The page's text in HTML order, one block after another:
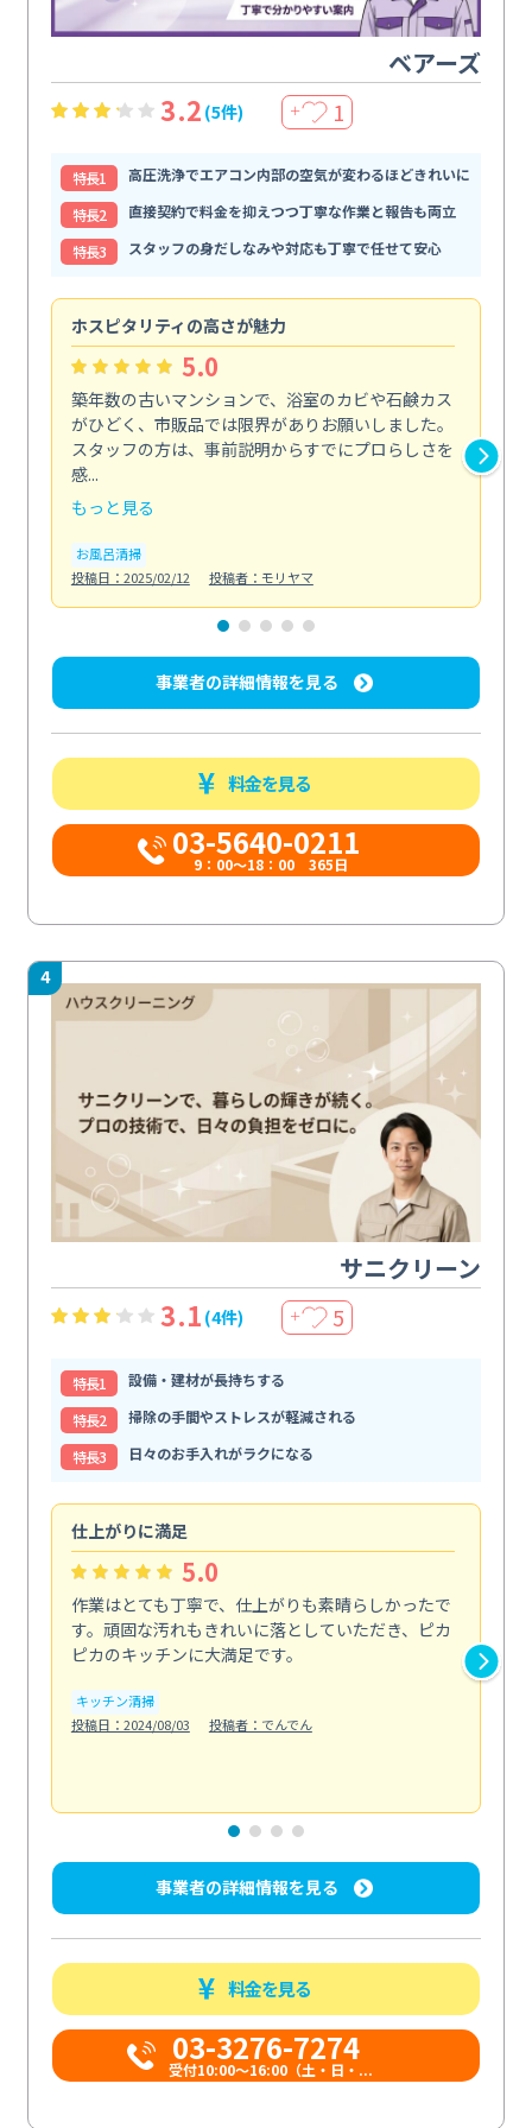
ベアーズ
3.2 (5件) ＋ 1
特⻑1
高圧洗浄でエアコン内部の空気が変わるほどきれいに
特⻑2
直接契約で料金を抑えつつ丁寧な作業と報告も両立
特⻑3
スタッフの身だしなみや対応も丁寧で任せて安心
ホスピタリティの高さが魅力
5.0
築年数の古いマンションで、浴室のカビや石鹸カス
がひどく、市販品では限界がありお願いしました。
スタッフの方は、事前説明からすでにプロらしさを
感...
もっと見る
お風呂清掃
投稿日：2025/02/12
投稿者：モリヤマ
事業者の詳細情報を見る
料金を見る
03-5640-0211
9：00～18：00 365日
4
サニクリーン
3.1 (4件) ＋ 5
特⻑1
設備・建材が長持ちする
特⻑2
掃除の手間やストレスが軽減される
特⻑3
日々のお手入れがラクになる
仕上がりに満足
5.0
作業はとても丁寧で、仕上がりも素晴らしかったで
す。頑固な汚れもきれいに落としていただき、ピカ
ピカのキッチンに大満足です。
キッチン清掃
投稿日：2024/08/03
投稿者：でんでん
事業者の詳細情報を見る
料金を見る
03-3276-7274
受付10:00〜16:00（土・日・...